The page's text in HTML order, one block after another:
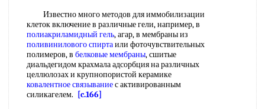
Известно много методов для иммобилизации
клеток включение в различные гели, например, в
полиакриламидный гель, агар, в мембраны из
поливинилового спиртаили фоточувствительных
полимеров, в белковые мембраны, сшитые
диальдегидом крахмала адсорбция на различных
целлюлозах и крупнопористой керамике
ковалентное связываниес активированным
силикагелем.
[c.166]